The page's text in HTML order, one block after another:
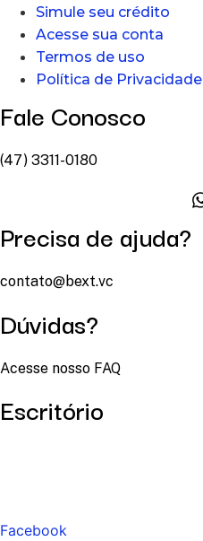
Simule seu crédito
Acesse sua conta
Termos de uso
Política de Privacidade
Fale Conosco
(47) 3311-0180
Precisa de ajuda?
contato@bext.vc
Dúvidas?
Acesse nosso FAQ
Escritório
Facebook